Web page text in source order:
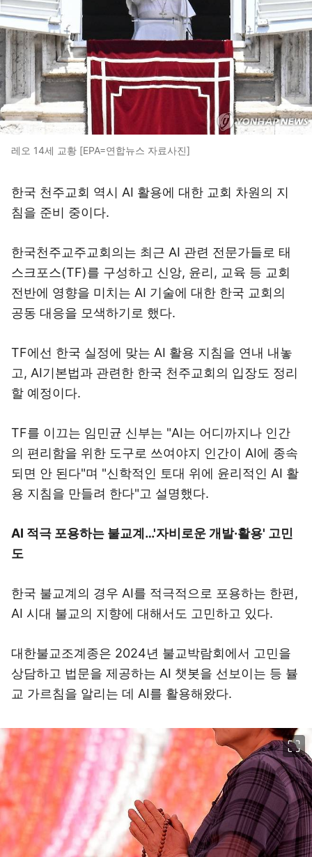
레오 14세 교황 [EPA=연합뉴스 자료사진]
한국 천주교회 역시 AI 활용에 대한 교회 차원의 지
침을 준비 중이다.
한국천주교주교회의는 최근 AI 관련 전문가들로 태
스크포스(TF)를 구성하고 신앙, 윤리, 교육 등 교회
전반에 영향을 미치는 AI 기술에 대한 한국 교회의
공동 대응을 모색하기로 했다.
TF에선 한국 실정에 맞는 AI 활용 지침을 연내 내놓
고, AI기본법과 관련한 한국 천주교회의 입장도 정리
할 예정이다.
TF를 이끄는 임민균 신부는 "AI는 어디까지나 인간
의 편리함을 위한 도구로 쓰여야지 인간이 AI에 종속
되면 안 된다"며 "신학적인 토대 위에 윤리적인 AI 활
용 지침을 만들려 한다"고 설명했다.
AI 적극 포용하는 불교계…'자비로운 개발·활용' 고민
도
한국 불교계의 경우 AI를 적극적으로 포용하는 한편,
AI 시대 불교의 지향에 대해서도 고민하고 있다.
대한불교조계종은 2024년 불교박람회에서 고민을
상담하고 법문을 제공하는 AI 챗봇을 선보이는 등 뷸
교 가르침을 알리는 데 AI를 활용해왔다.